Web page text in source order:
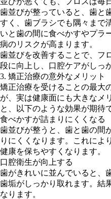
歯並びが整っていると、歯と
すく、歯ブラシでも隅々まで
いと歯の間に食べかすやプラ
病のリスクが高まります。
歯並びを改善することで、フ
段に向上し、口腔ケアがしっ
3. 矯正治療の意外なメリット
矯正治療を受けることの最大
が、実は健康面にも大きなメ
と、以下のような効果が期待
食べかすが詰まりにくくなる
歯並びが整うと、歯と歯の間
りにくくなります。これによ
健康を保ちやすくなります。
口腔衛生が向上する
歯がきれいに並んでいると、
歯垢がしっかり取れます。結
なります。